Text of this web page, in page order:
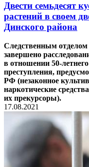
Двести семьдесят
растений в своем
Динского района
Следственным
завершено
в отношении 50-
преступления,
РФ (незаконное
наркотические
их прекурсоры).
17.08.2021